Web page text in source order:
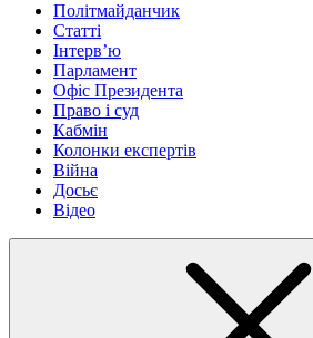
Політмайданчик
Статті
Інтервʼю
Парламент
Офіс Президента
Право і суд
Кабмін
Колонки експертів
Війна
Досьє
Відео